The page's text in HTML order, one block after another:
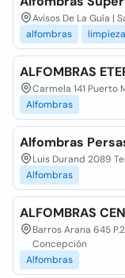
Avisos De La Guía |
alfombras
limpieza
ALFOMBRAS
Carmela 141
Alfombras
Alfombras
Luis Durand 2089
Alfombras
ALFOMBRAS
Barros Arana 645
Concepción
Alfombras